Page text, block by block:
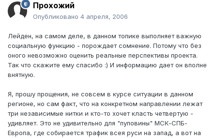
Прохожий
Опубликовано 4 апреля, 2006
Лейден, на самом деле, в данном топике выполняет важную
социальную функцию - порождает сомнение. Потому что без
оного невозможно оценить реальные перспективы проекта.
Так что скажите ему спасибо :) И информацию дает он вполне
внятную.
Я, прошу прощения, не совсем в курсе ситуации в данном
регионе, но сам факт, что на конкретном направлении лежат
три независимые нитки и кто-то хочет класть четвертую -
удивляет. Это не удивительно для "пуповины" МСК-СПБ-
Европа, где собирается трафик всея руси на запад, а вот на